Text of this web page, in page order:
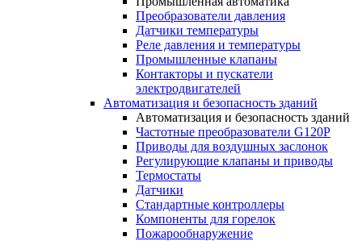
Преобразователи давления
Датчики температуры
Реле давления и температуры
Промышленные клапаны
Контакторы и пускатели
электродвигателей
Автоматизация и безопасность зданий
Автоматизация и безопасность зданий
Частотные преобразователи G120P
Приводы для воздушных заслонок
Регулирующие клапаны и приводы
Термостаты
Датчики
Стандартные контроллеры
Компоненты для горелок
Пожарообнаружение